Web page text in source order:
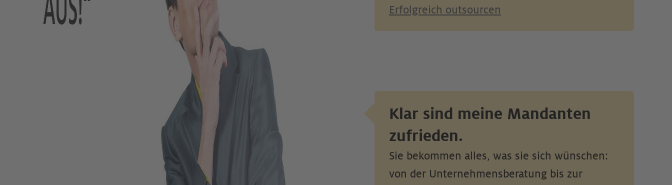
Erfolgreich outsourcen
Klar sind meine Mandanten
zufrieden.
Sie bekommen alles, was sie sich wünschen:
von der Unter­neh­mens­be­ra­tung bis zur